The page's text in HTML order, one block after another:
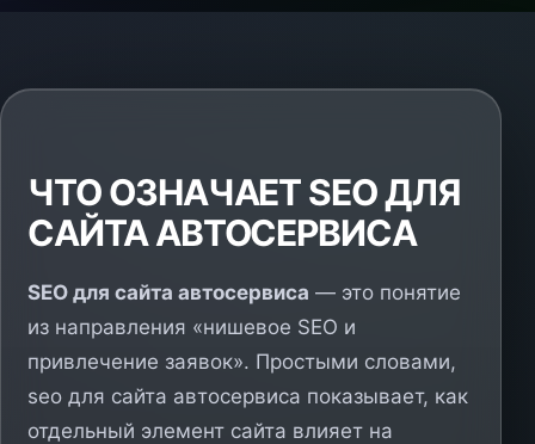
ЧТО ОЗНАЧАЕТ SEO ДЛЯ
САЙТА АВТОСЕРВИСА
SEO для сайта автосервиса — это понятие
из направления «нишевое SEO и
привлечение заявок». Простыми словами,
seo для сайта автосервиса показывает, как
отдельный элемент сайта влияет на